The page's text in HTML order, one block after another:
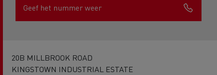
Geef het nummer weer
20B MILLBROOK ROAD
KINGSTOWN INDUSTRIAL ESTATE